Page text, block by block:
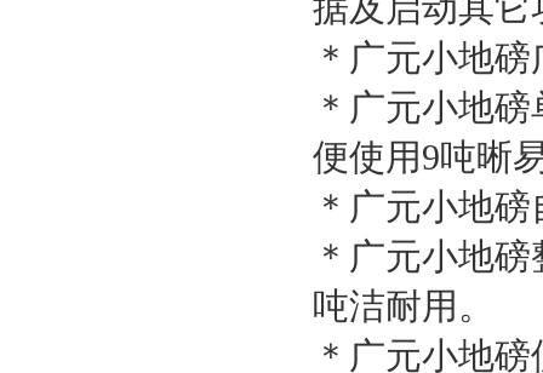
据及启动其它
＊广元小地
＊广元小地
便使用9吨晰
＊广元小地
＊广元小地
吨洁耐用。
＊广元小地